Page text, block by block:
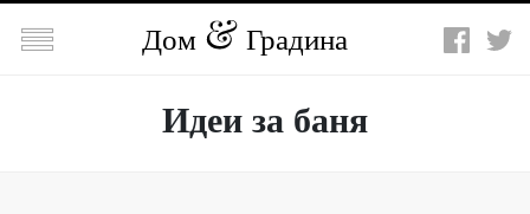
 Дом Градина
Идеи за баня